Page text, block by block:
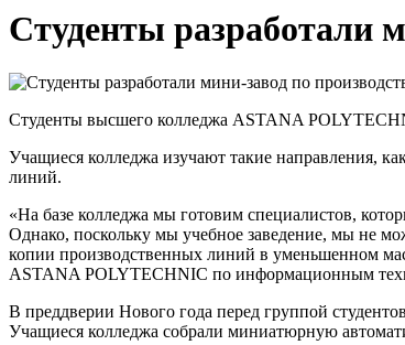
Студенты разработали
Студенты высшего колледжа ASTANA
Учащиеся колледжа изучают такие направления,
линий.
«На базе колледжа мы готовим специалистов,
Однако, поскольку мы учебное заведение, мы не
копии производственных линий в уменьшенном
ASTANA POLYTECHNIC по информационным
В преддверии Нового года перед группой
Учащиеся колледжа собрали миниатюрную